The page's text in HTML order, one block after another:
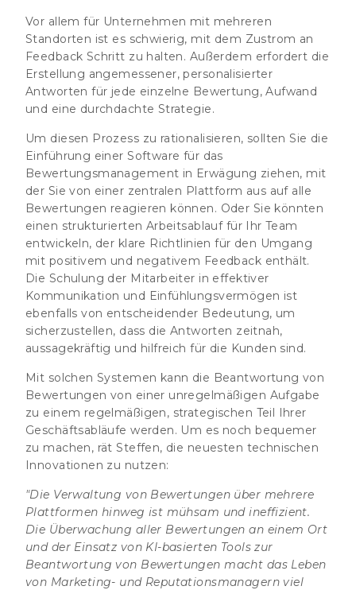
Vor allem für Unternehmen mit mehreren
Standorten ist es schwierig, mit dem Zustrom an
Feedback Schritt zu halten. Außerdem erfordert die
Erstellung angemessener, personalisierter
Antworten für jede einzelne Bewertung, Aufwand
und eine durchdachte Strategie.
Um diesen Prozess zu rationalisieren, sollten Sie die
Einführung einer Software für das
Bewertungsmanagement in Erwägung ziehen, mit
der Sie von einer zentralen Plattform aus auf alle
Bewertungen reagieren können. Oder Sie könnten
einen strukturierten Arbeitsablauf für Ihr Team
entwickeln, der klare Richtlinien für den Umgang
mit positivem und negativem Feedback enthält.
Die Schulung der Mitarbeiter in effektiver
Kommunikation und Einfühlungsvermögen ist
ebenfalls von entscheidender Bedeutung, um
sicherzustellen, dass die Antworten zeitnah,
aussagekräftig und hilfreich für die Kunden sind.
Mit solchen Systemen kann die Beantwortung von
Bewertungen von einer unregelmäßigen Aufgabe
zu einem regelmäßigen, strategischen Teil Ihrer
Geschäftsabläufe werden. Um es noch bequemer
zu machen, rät Steffen, die neuesten technischen
Innovationen zu nutzen:
"Die Verwaltung von Bewertungen über mehrere
Plattformen hinweg ist mühsam und ineffizient.
Die Überwachung aller Bewertungen an einem Ort
und der Einsatz von KI-basierten Tools zur
Beantwortung von Bewertungen macht das Leben
von Marketing- und Reputationsmanagern viel